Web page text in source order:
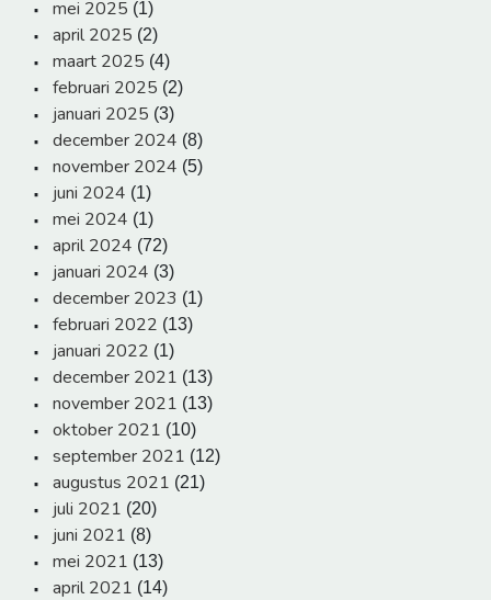
mei 2025 (1)
april 2025 (2)
maart 2025 (4)
februari 2025 (2)
januari 2025 (3)
december 2024 (8)
november 2024 (5)
juni 2024 (1)
mei 2024 (1)
april 2024 (72)
januari 2024 (3)
december 2023 (1)
februari 2022 (13)
januari 2022 (1)
december 2021 (13)
november 2021 (13)
oktober 2021 (10)
september 2021 (12)
augustus 2021 (21)
juli 2021 (20)
juni 2021 (8)
mei 2021 (13)
april 2021 (14)